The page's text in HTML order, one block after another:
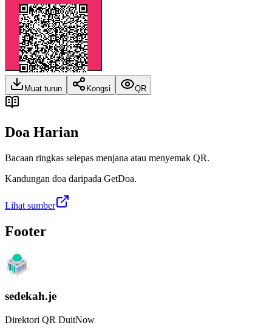
Muat turun Kongsi QR
Doa Harian
Bacaan ringkas selepas menjana atau menyemak QR.
Kandungan doa daripada GetDoa.
Lihat sumber
Footer
sedekah.je
Direktori QR DuitNow